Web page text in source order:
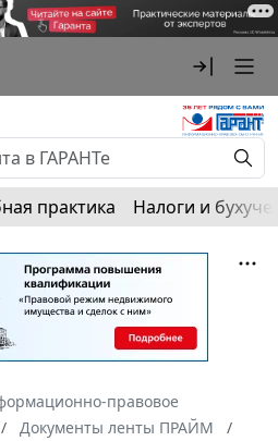
практика Налоги и
правовое
Документы ленты ПРАЙМ